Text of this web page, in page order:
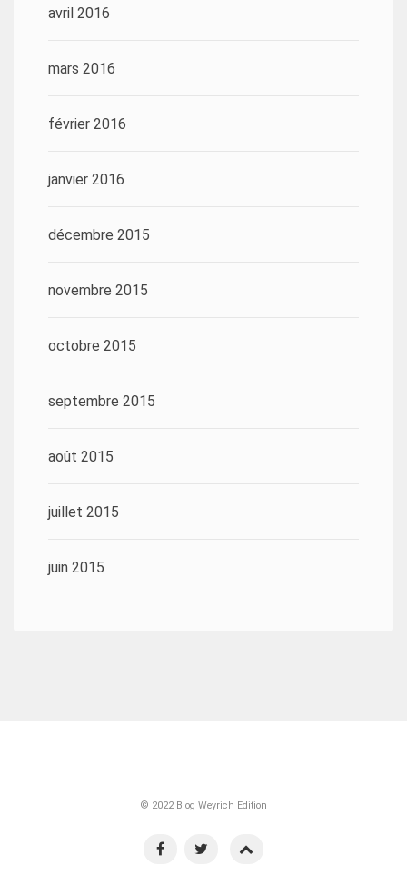
avril 2016
mars 2016
février 2016
janvier 2016
décembre 2015
novembre 2015
octobre 2015
septembre 2015
août 2015
juillet 2015
juin 2015
© 2022 Blog Weyrich Edition